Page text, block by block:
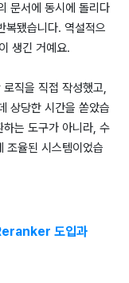
문서에 동시에 돌리다
복됐습니다. 역설적으
생긴 거예요.
직을 직접 작성했고,
상당한 시간을 쏟았습
는 도구가 아니라, 수
조율된 시스템이었습
도입과